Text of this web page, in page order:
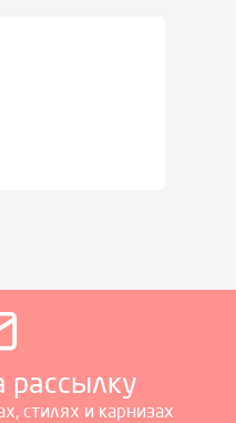
рассылку
стилях и карнизах